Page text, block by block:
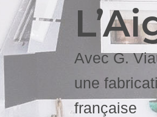
Avec G.
une
française